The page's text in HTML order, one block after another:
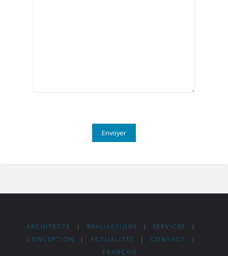
ARCHITECTE | RÉALISATIONS | SERVICES
|
CONCEPTION
| ACTUALITÉS | CONTACT
|
FRANÇAIS